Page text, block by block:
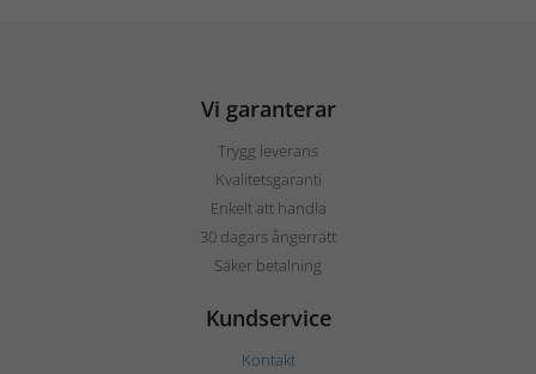
Vi garanterar
Trygg leverans
Kvalitetsgaranti
Enkelt att handla
30 dagars ångerrätt
Säker betalning
Kundservice
Kontakt